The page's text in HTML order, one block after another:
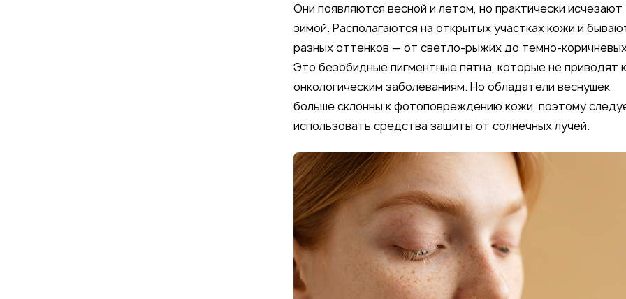
Они появляются весной и летом, но практически исчезают
зимой. Располагаются на открытых участках кожи и
разных оттенков — от светло-рыжих до темно-
Это безобидные пигментные пятна, которые не приводят к
онкологическим заболеваниям. Но обладатели веснушек
больше склонны к фотоповреждению кожи, поэтому
использовать средства защиты от солнечных лучей.